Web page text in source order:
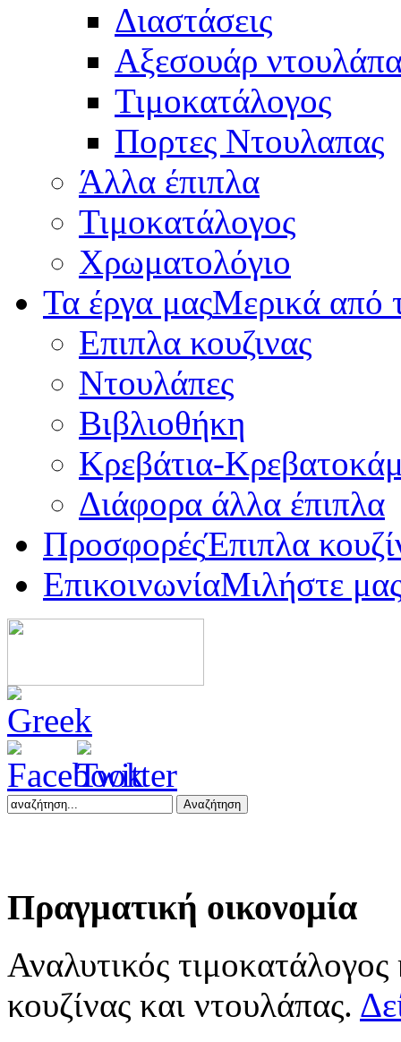
Διαστάσεις
Αξεσουάρ
Τιμοκατάλογος
Πορτες Ντουλαπας
Άλλα έπιπλα
Τιμοκατάλογος
Χρωματολόγιο
Τα έργα μαςΜερικά από
Επιπλα κουζινας
Ντουλάπες
Βιβλιοθήκη
Κρεβάτια-
Διάφορα άλλα έπιπλα
ΠροσφορέςΈπιπλα
ΕπικοινωνίαΜιλήστε
Αναζήτηση
Πραγματική οικονομία
Αναλυτικός
κουζίνας και ντουλάπας.